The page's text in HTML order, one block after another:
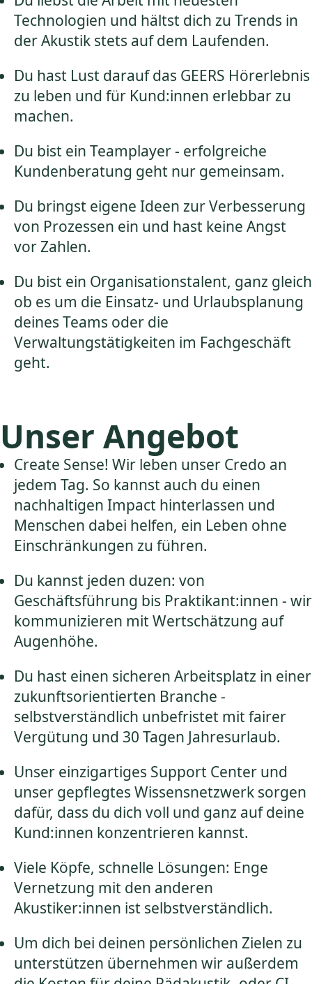
Technologien und hältst dich zu Trends in
der Akustik stets auf dem Laufenden.
Du hast Lust darauf das GEERS Hörerlebnis
zu leben und für Kund:innen erlebbar zu
machen.
Du bist ein Teamplayer - erfolgreiche
Kundenberatung geht nur gemeinsam.
Du bringst eigene Ideen zur Verbesserung
von Prozessen ein und hast keine Angst
vor Zahlen.
Du bist ein Organisationstalent, ganz gleich
ob es um die Einsatz- und Urlaubsplanung
deines Teams oder die
Verwaltungstätigkeiten im Fachgeschäft
geht.
Unser Angebot
Create Sense! Wir leben unser Credo an
jedem Tag. So kannst auch du einen
nachhaltigen Impact hinterlassen und
Menschen dabei helfen, ein Leben ohne
Einschränkungen zu führen.
Du kannst jeden duzen: von
Geschäftsführung bis Praktikant:innen - wir
kommunizieren mit Wertschätzung auf
Augenhöhe.
Du hast einen sicheren Arbeitsplatz in einer
zukunftsorientierten Branche -
selbstverständlich unbefristet mit fairer
Vergütung und 30 Tagen Jahresurlaub.
Unser einzigartiges Support Center und
unser gepflegtes Wissensnetzwerk sorgen
dafür, dass du dich voll und ganz auf deine
Kund:innen konzentrieren kannst.
Viele Köpfe, schnelle Lösungen: Enge
Vernetzung mit den anderen
Akustiker:innen ist selbstverständlich.
Um dich bei deinen persönlichen Zielen zu
unterstützen übernehmen wir außerdem